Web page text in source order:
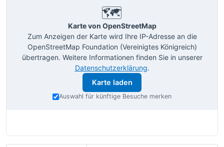
🗺️
Karte von OpenStreetMap
Zum Anzeigen der Karte wird Ihre IP-Adresse an die
OpenStreetMap Foundation (Vereinigtes Königreich)
übertragen. Weitere Informationen finden Sie in unserer
Datenschutzerklärung.
Karte laden
Auswahl für künftige Besuche merken